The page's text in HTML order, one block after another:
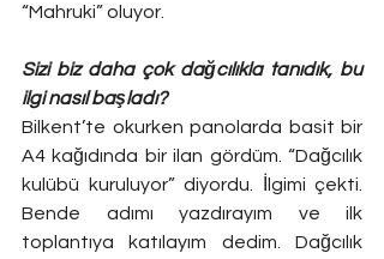
“Mahruki” oluyor.
Sizi biz daha çok dağcılıkla tanıdık, bu
ilgi nasıl başladı?
Bilkent’te okurken panolarda basit bir
A4 kağıdında bir ilan gördüm. “Dağcılık
kulübü kuruluyor” diyordu. İlgimi çekti.
Bende adımı yazdırayım ve ilk
toplantıya katılayım dedim. Dağcılık